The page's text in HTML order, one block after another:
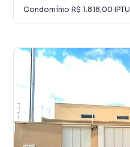
Condomínio R$ 1.818,00·IPTU